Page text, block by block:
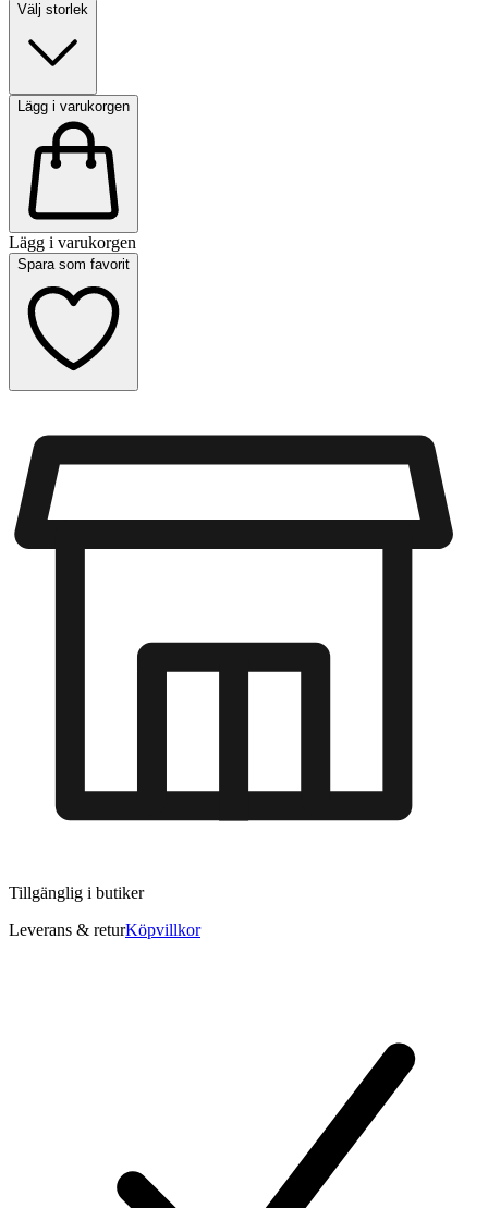
Välj storlek
Lägg i varukorgen
Lägg i varukorgen
Spara som favorit
Tillgänglig i butiker
Leverans & returKöpvillkor